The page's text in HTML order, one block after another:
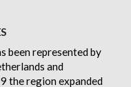
been represented by
and
the region expanded